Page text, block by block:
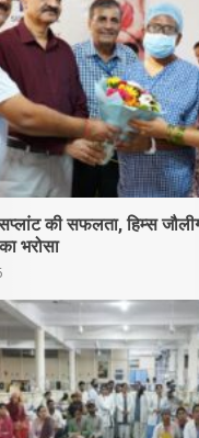
की सफलता, हिम्स
भरोसा